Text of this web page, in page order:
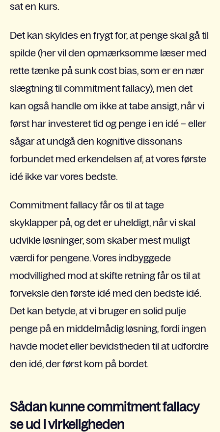
sat en kurs.
Det kan skyldes en frygt for, at penge skal gå til
spilde (her vil den opmærksomme læser med
rette tænke på sunk cost bias, som er en nær
slægtning til commitment fallacy), men det
kan også handle om ikke at tabe ansigt, når vi
først har investeret tid og penge i en idé – eller
sågar at undgå den kognitive dissonans
forbundet med erkendelsen af, at vores første
idé ikke var vores bedste.
Commitment fallacy får os til at tage
skyklapper på, og det er uheldigt, når vi skal
udvikle løsninger, som skaber mest muligt
værdi for pengene. Vores indbyggede
modvillighed mod at skifte retning får os til at
forveksle den første idé med den bedste idé.
Det kan betyde, at vi bruger en solid pulje
penge på en middelmådig løsning, fordi ingen
havde modet eller bevidstheden til at udfordre
den idé, der først kom på bordet.
Sådan kunnecommitmentfallacy
se ud i virkeligheden